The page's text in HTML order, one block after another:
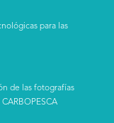
para las
de las fotografías